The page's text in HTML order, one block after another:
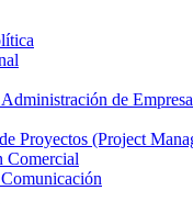
de
Proyectos (Project
Comercial